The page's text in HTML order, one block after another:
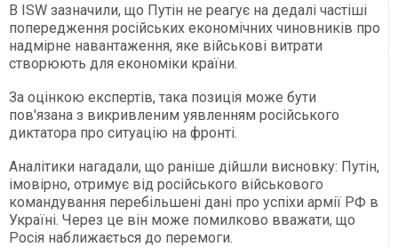
В ISW зазначили, що Путін не реагує на дедалі частіші
попередження російських економічних чиновників про
надмірне навантаження, яке військові витрати
створюють для економіки країни.
За оцінкою експертів, така позиція може бути
пов'язана з викривленим уявленням російського
диктатора про ситуацію на фронті.
Аналітики нагадали, що раніше дійшли висновку: Путін,
імовірно, отримує від російського військового
командування перебільшені дані про успіхи армії РФ в
Україні. Через це він може помилково вважати, що
Росія наближається до перемоги.